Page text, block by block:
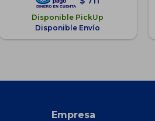
Disponible PickUp
Disponible Envío
Empresa